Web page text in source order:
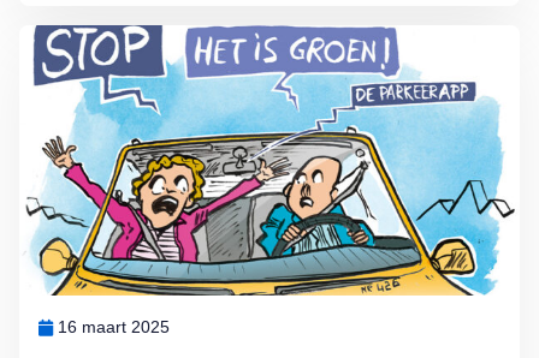
16 maart 2025
Lees meer over MAX Ombudsman: Parkeerapp kan duur uitpakken